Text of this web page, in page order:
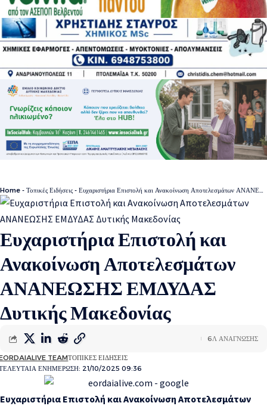
Home - Τοπικές Ειδήσεις - Ευχαριστήρια Επιστολή και Ανακοίνωση Αποτελεσμάτων ΑΝΑΝΕΩΣΗΣ ΕΜΔΥΔΑΣ Δυτικής Μακεδονίας
Ευχαριστήρια Επιστολή και
Ανακοίνωση Αποτελεσμάτων
ΑΝΑΝΕΩΣΗΣ ΕΜΔΥΔΑΣ
Δυτικής Μακεδονίας
ΕΝΗΜΕΡΩΣΗ: 21/10/2025 09:36
TEAMΤΟΠΙΚΕΣ ΕΙΔΗΣΕΙΣ
6Λ ΑΝΑΓΝΩΣΗΣ
Ευχαριστήρια Επιστολή και Ανακοίνωση Αποτελεσμάτων